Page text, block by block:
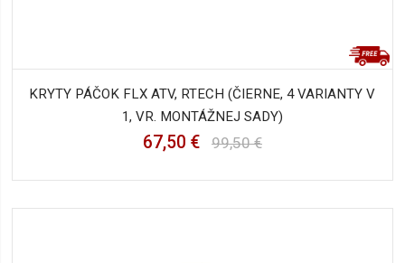
KRYTY PÁČOK FLX ATV, RTECH (ČIERNE, 4 VARIANTY V
1, VR. MONTÁŽNEJ SADY)
67,50 € 99,50 €